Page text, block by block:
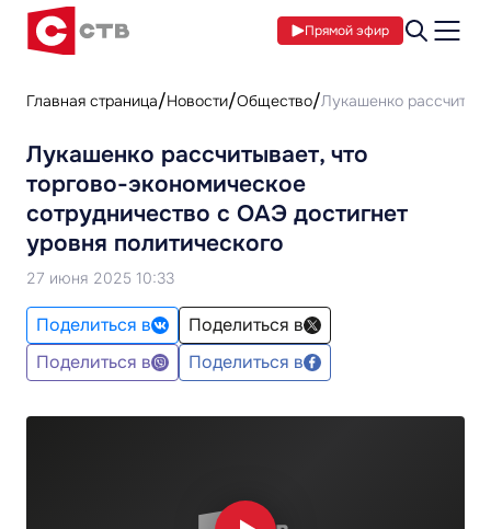
Прямой эфир
Главная страница Новости Общество Лукашенко
Лукашенко рассчитывает, что
торгово-экономическое
сотрудничество с ОАЭ достигнет
уровня политического
27 июня 2025 10:33
Поделиться в
Поделиться в
Поделиться в
Поделиться в